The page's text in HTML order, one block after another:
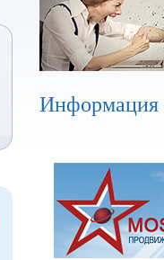
Информация